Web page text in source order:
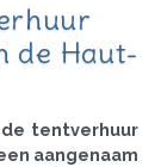
de Haut-
de tentverhuur
aangenaam